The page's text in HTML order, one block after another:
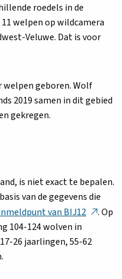
roedels in de
welpen op wildcamera
Veluwe. Dat is voor
welpen geboren. Wolf
2019 samen in dit gebied
gekregen.
is niet exact te bepalen.
van de gegevens die
van BIJ12Deze
opent
. Op
104-124 wolven in
26 jaarlingen, 55-62